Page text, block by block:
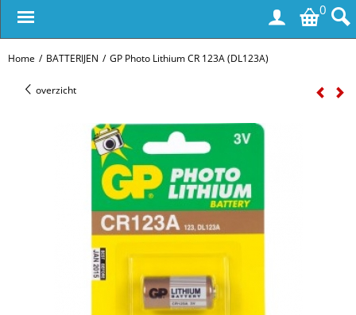
0
Home / BATTERIJEN / GP Photo Lithium CR 123A (DL123A)
overzicht